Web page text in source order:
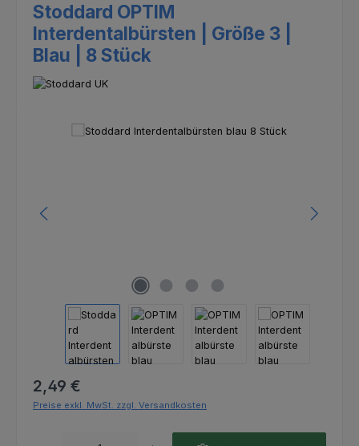
Stoddard OPTIM
Interdentalbürsten | Größe 3 |
Blau | 8 Stück
Bildergalerie überspringen
Regulärer Preis:
2,49 €
Preise exkl. MwSt. zzgl. Versandkosten